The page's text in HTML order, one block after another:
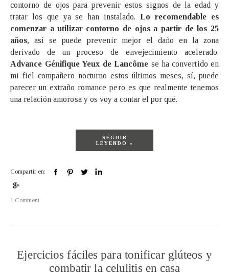
contorno de ojos para prevenir estos signos de la edad y
tratar los que ya se han instalado.Lo recomendable es
comenzar a utilizar contorno de ojos a partir de los 25
años, así se puede prevenir mejor el daño en la zona
derivado de un proceso de envejecimiento acelerado.
Advance Génifique Yeux de Lancôme se ha convertido en
mi fiel compañero nocturno estos últimos meses, sí, puede
parecer un extraño romance pero es que realmente tenemos
una relación amorosa y os voy a contar el por qué.
SEGUIR
LEYENDO »
Compartir en:
1 Comment
Ejercicios fáciles para tonificar glúteos y
combatir la celulitis en casa